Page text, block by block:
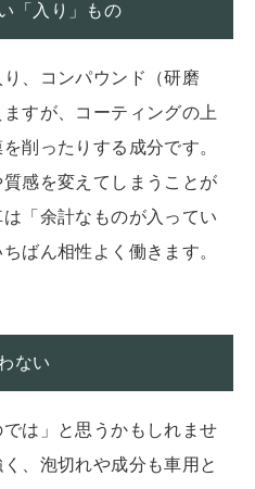
「入り」もの
、コンパウンド（研磨
すが、コーティングの上
削ったりする成分です。
感を変えてしまうことが
「余計なものが入ってい
ばん相性よく働きます。
ない
では」と思うかもしれませ
、泡切れや成分も車用と